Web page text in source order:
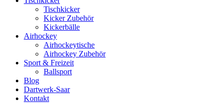
Tischkicker
Kicker Zubehör
Kickerbälle
Airhockey
Airhockeytische
Airhockey Zubehör
Sport & Freizeit
Ballsport
Blog
Dartwerk-Saar
Kontakt